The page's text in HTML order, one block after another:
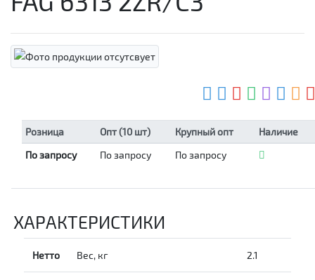
Розница Опт (10 шт) Крупный опт
Наличие
По запросу
По запросу По запросу
ХАРАКТЕРИСТИКИ
Нетто Вес, кг 2.1